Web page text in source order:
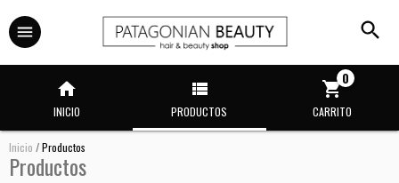
INICIO PRODUCTOS CARRITO
0
Inicio /Productos
Productos